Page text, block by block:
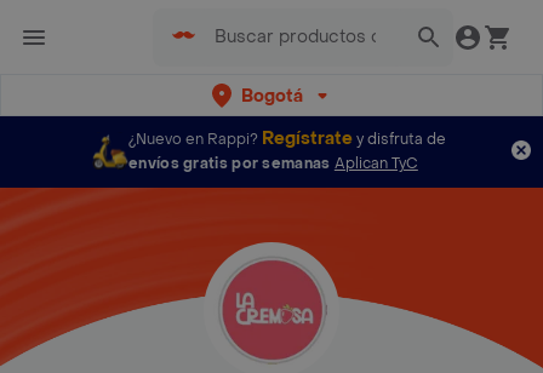
Bogotá
¿Nuevo en Rappi? Regístratey disfruta de
envíos gratis por semanas Aplican TyC